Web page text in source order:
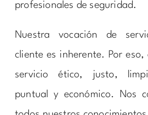
profesionales de seguridad.
Nuestra vocación de
cliente es inherente. Por eso,
servicio ético, justo,
puntual y económico. Nos